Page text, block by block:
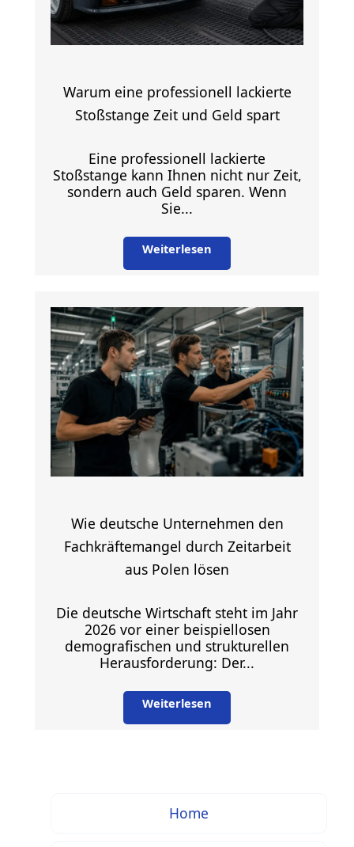
Warum eine professionell lackierte
Stoßstange Zeit und Geld spart
Eine professionell lackierte
Stoßstange kann Ihnen nicht nur Zeit,
sondern auch Geld sparen. Wenn
Sie...
Weiterlesen
Wie deutsche Unternehmen den
Fachkräftemangel durch Zeitarbeit
aus Polen lösen
Die deutsche Wirtschaft steht im Jahr
2026 vor einer beispiellosen
demografischen und strukturellen
Herausforderung: Der...
Weiterlesen
Home